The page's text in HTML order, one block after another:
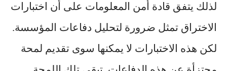
لذلك يتفق قادة أمن المعلومات على أن اختبارات
الاختراق تمثل ضرورة لتحليل دفاعات المؤسسة.
لكن هذه الاختبارات لا يمكنها سوى تقديم لمحة